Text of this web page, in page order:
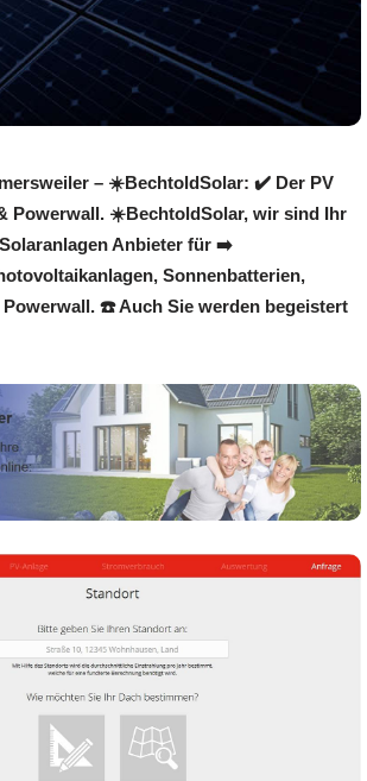
– ☀️BechtoldSolar: ✔️ Der PV
Powerwall. ☀️BechtoldSolar, wir sind Ihr
Anbieter für ➡️
Sonnenbatterien,
☎️ Auch Sie werden begeistert